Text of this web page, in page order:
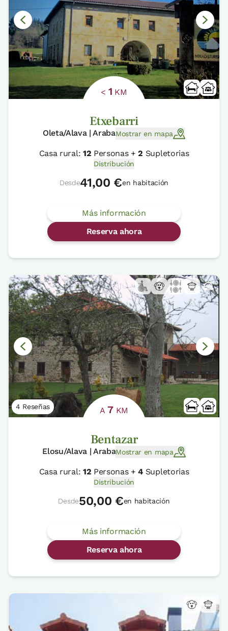
< 1 KM
Etxebarri
Oleta/Alava | ArabaMostrar en mapa
Casa rural: 12 Personas +2 Supletorias
Distribución
Desde41,00 €en habitación
Más información
Reserva ahora
4 Reseñas A7 KM
Bentazar
Elosu/Alava | ArabaMostrar en mapa
Casa rural: 12 Personas +4 Supletorias
Distribución
Desde50,00 €en habitación
Más información
Reserva ahora